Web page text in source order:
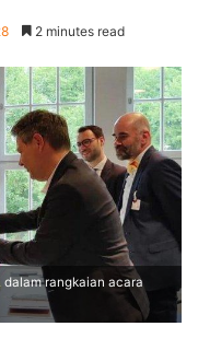
2 minutes read
dalam rangkaian acara